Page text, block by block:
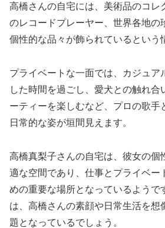
高橋さんの自宅には、美術品のコレ
のレコードプレーヤー、世界各地の
個性的な品々が飾られているという
プライベートな一面では、カジュア
した時間を過ごし、愛犬との触れ合
ーティーを楽しむなど、プロの歌手
日常的な姿が垣間見えます。
高橋真梨子さんの自宅は、彼女の個
適な空間であり、仕事とプライベー
めの重要な場所となっているようで
は、高橋さんの素顔や日常生活を想
題となっているでしょう。